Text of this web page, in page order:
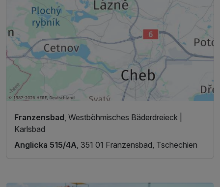
Franzensbad , Westböhmisches Bäderdreieck |
Karlsbad
Anglicka 515/4A , 351 01 Franzensbad, Tschechien